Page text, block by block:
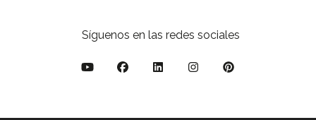
Síguenos en las redes sociales